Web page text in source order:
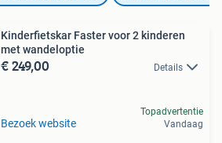
Kinderfietskar Faster voor 2 kinderen
met wandeloptie
€ 249,00 Details
Bezoek website
Topadvertentie
Vandaag